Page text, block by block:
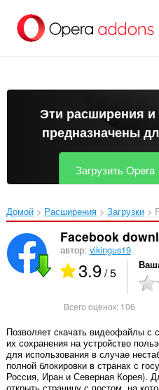
перейти
Эти расширения
предназначены
Загрузить Opera
Домой Расширения Загрузки
Facebook
автор: vikingus19
3.9/ 5
Всего оценок: 106
Позволяет скачать видеофайлы с
их сохранения на устройство
для использования в случае
полной блокировки в странах с
Россия, Иран и Северная Корея).